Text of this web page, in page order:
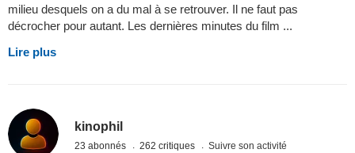
milieu desquels on a du mal à se retrouver. Il ne faut pas
décrocher pour autant. Les dernières minutes du film ...
Lire plus
kinophil
23 abonnés 262 critiques Suivre son activité